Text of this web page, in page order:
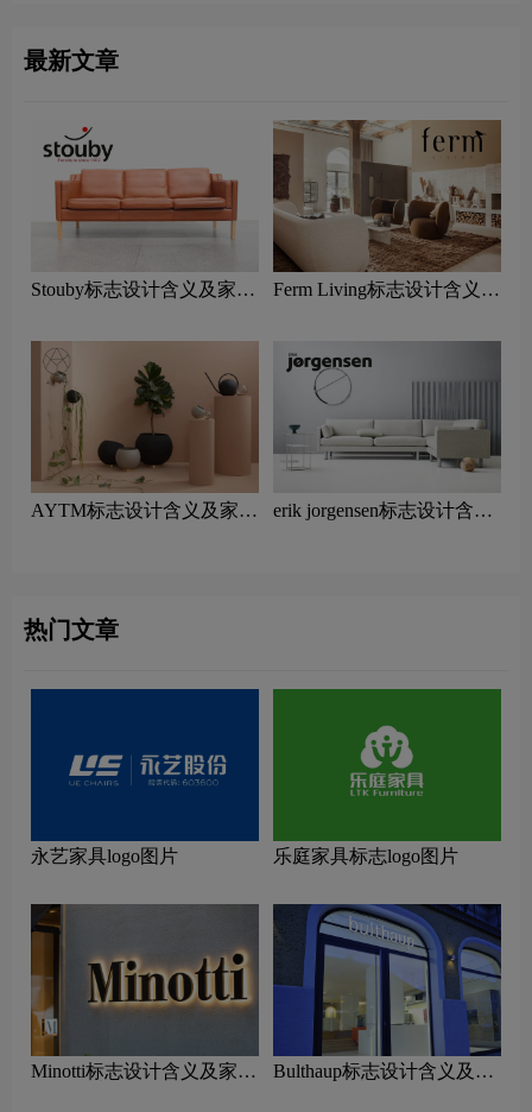
最新文章
Stouby标志设计含义及家具
Ferm Living标志设计含义及
AYTM标志设计含义及家具
erik jorgensen标志设计含义
热门文章
永艺家具logo图片 乐庭家具标志logo图片
Minotti标志设计含义及家具
Bulthaup标志设计含义及家